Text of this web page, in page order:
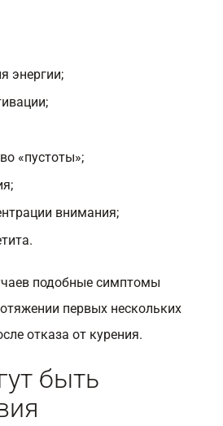
энергии;
«пустоты»;
внимания;
подобные симптомы
первых нескольких
отказа от курения.
быть